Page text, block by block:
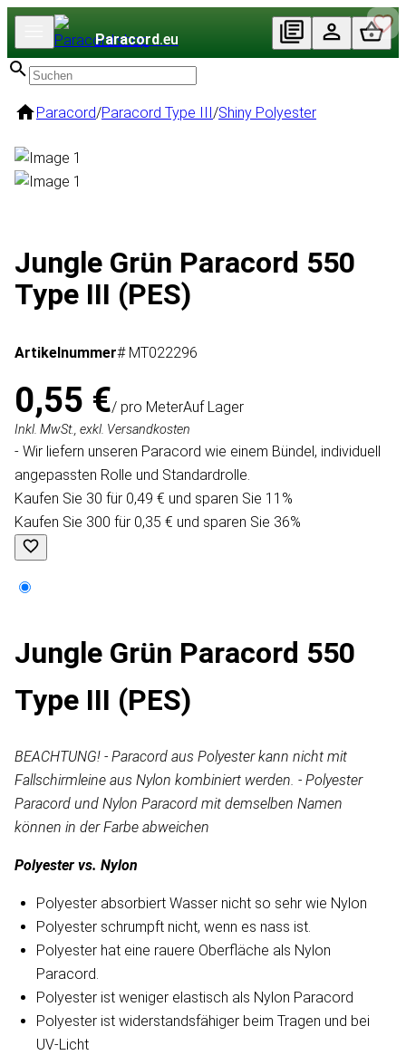
Paracord.eu
Paracord/Paracord Type III/Shiny Polyester
Jungle Grün Paracord 550
Type III (PES)
Artikelnummer# MT022296
0,55 €/ pro MeterAuf Lager
Inkl. MwSt., exkl. Versandkosten
- Wir liefern unseren Paracord wie einem Bündel, individuell
angepassten Rolle und Standardrolle.
Kaufen Sie 30 für 0,49 € und sparen Sie 11%
Kaufen Sie 300 für 0,35 € und sparen Sie 36%
Jungle Grün Paracord 550
Type III (PES)
BEACHTUNG! - Paracord aus Polyester kann nicht mit
Fallschirmleine aus Nylon kombiniert werden. - Polyester
Paracord und Nylon Paracord mit demselben Namen
können in der Farbe abweichen
Polyester vs. Nylon
Polyester absorbiert Wasser nicht so sehr wie Nylon
Polyester schrumpft nicht, wenn es nass ist.
Polyester hat eine rauere Oberfläche als Nylon
Paracord.
Polyester ist weniger elastisch als Nylon Paracord
Polyester ist widerstandsfähiger beim Tragen und bei
UV-Licht